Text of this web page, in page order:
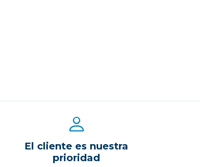
El cliente es nuestra
prioridad